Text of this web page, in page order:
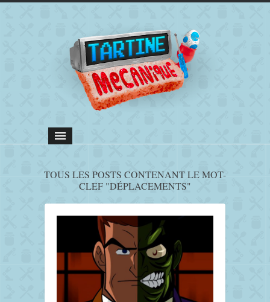
TOUS LES POSTS CONTENANT LE MOT-
CLEF "DÉPLACEMENTS"